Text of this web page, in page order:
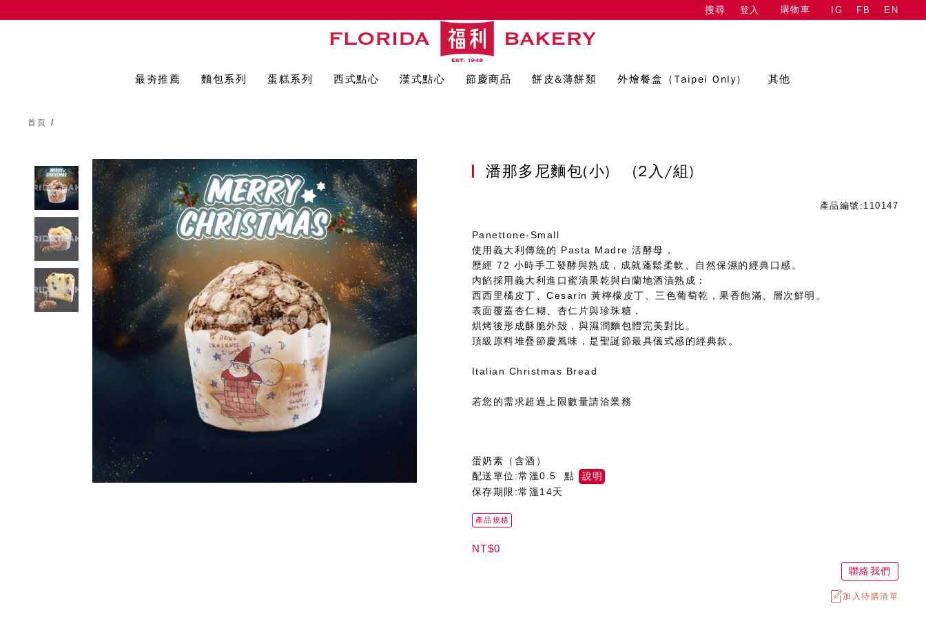
搜尋 登入 購物車 IG FB EN
最夯推薦 麵包系列 蛋糕系列 西式點心 漢式點心 節慶商品 餅皮&薄餅類 外燴餐盒（Taipei Only） 其他
首頁 /
潘那多尼麵包(小) (2入/組)
產品編號:110147
Panettone-Small
使用義大利傳統的 Pasta Madre 活酵母，
歷經 72 小時手工發酵與熟成，成就蓬鬆柔軟、自然保濕的經典口感。
內餡採用義大利進口蜜漬果乾與白蘭地酒漬熟成：
西西里橘皮丁、Cesarin 黃檸檬皮丁、三色葡萄乾，果香飽滿、層次鮮明。
表面覆蓋杏仁糊、杏仁片與珍珠糖，
烘烤後形成酥脆外殼，與濕潤麵包體完美對比。
頂級原料堆疊節慶風味，是聖誕節最具儀式感的經典款。
Italian Christmas Bread
若您的需求超過上限數量請洽業務
蛋奶素（含酒）
配送單位:常溫0.5 點
說明
保存期限:常溫14天
產品規格
NT$0
聯絡我們
加入待購清單